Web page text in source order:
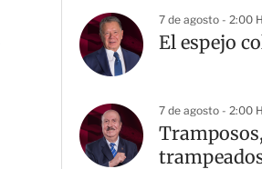
7 de agosto - 2:00
El espejo
7 de agosto - 2:00